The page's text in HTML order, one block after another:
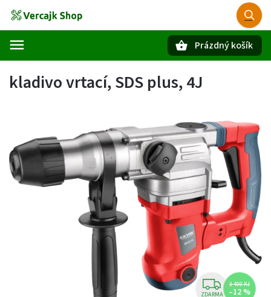
Prázdný košík
kladivo vrtací, SDS plus, 4J
ZDARMA
3 400 Kč
–12 %